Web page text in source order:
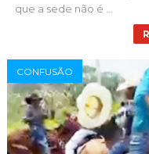
que a sede não é ...
CONFUSÃO